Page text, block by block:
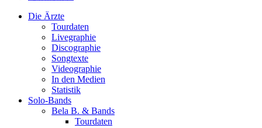
Die Ärzte
Tourdaten
Livegraphie
Discographie
Songtexte
Videographie
In den Medien
Statistik
Solo-Bands
Bela B. & Bands
Tourdaten